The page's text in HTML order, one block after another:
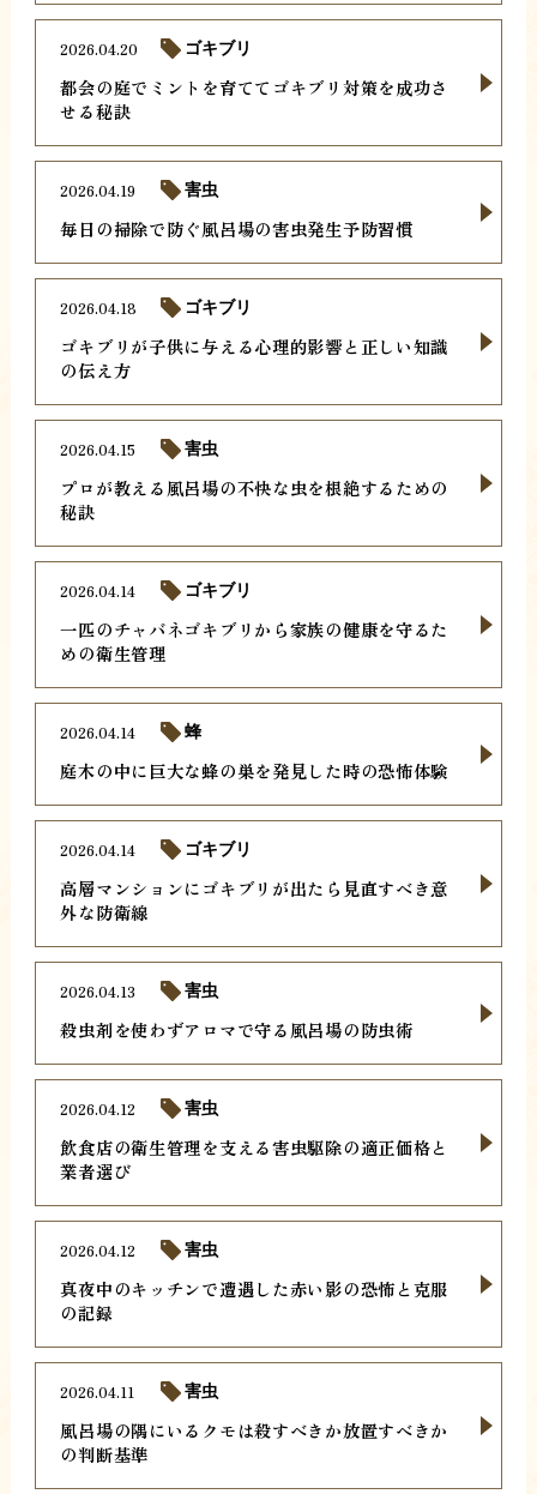
都会の庭でミントを育ててゴキブリ対策を成功さ
せる秘訣
2026.04.20 ゴキブリ
毎日の掃除で防ぐ風呂場の害虫発生予防習慣
2026.04.19 害虫
ゴキブリが子供に与える心理的影響と正しい知識
の伝え方
2026.04.18 ゴキブリ
プロが教える風呂場の不快な虫を根絶するための
秘訣
2026.04.15 害虫
一匹のチャバネゴキブリから家族の健康を守るた
めの衛生管理
2026.04.14 ゴキブリ
庭木の中に巨大な蜂の巣を発見した時の恐怖体験
2026.04.14 蜂
高層マンションにゴキブリが出たら見直すべき意
外な防衛線
2026.04.14 ゴキブリ
殺虫剤を使わずアロマで守る風呂場の防虫術
2026.04.13 害虫
飲食店の衛生管理を支える害虫駆除の適正価格と
業者選び
2026.04.12 害虫
真夜中のキッチンで遭遇した赤い影の恐怖と克服
の記録
2026.04.12 害虫
風呂場の隅にいるクモは殺すべきか放置すべきか
の判断基準
2026.04.11 害虫